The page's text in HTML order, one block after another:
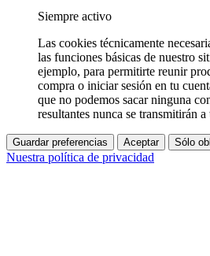
Siempre activo
Las cookies técnicamente
las funciones básicas de nuestro
ejemplo, para permitirte reunir
compra o iniciar sesión en tu
que no podemos sacar ninguna
resultantes nunca se transmitirán a
Guardar preferencias Aceptar Sólo
Nuestra política de privacidad